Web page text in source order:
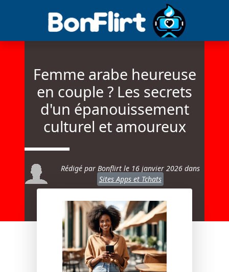
Femme arabe heureuse
en couple ? Les secrets
d'un épanouissement
culturel et amoureux
Rédigé par Bonflirt le 16 janvier 2026dans
Sites Apps et Tchats